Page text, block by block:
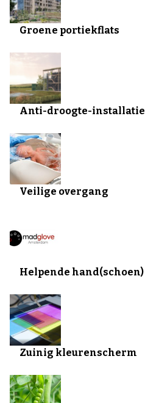
Groene portiekflats
Anti-droogte-installatie
Veilige overgang
Helpende hand(schoen)
Zuinig kleurenscherm